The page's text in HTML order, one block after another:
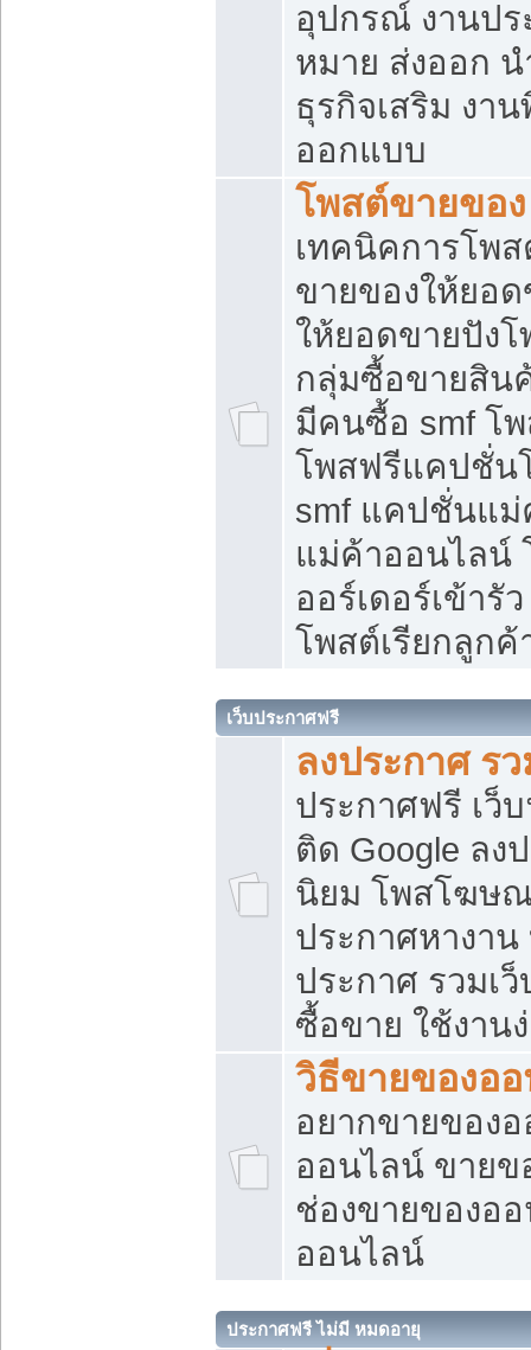
อุปกรณ์ งานป
หมาย ส่งออก น
ธุรกิจเสริม งา
ออกแบบ
โพสต์ขายของ
เทคนิคการโพ
ขายของให้ยอ
ให้ยอดขายปัง
กลุ่มซื้อขายสิน
มีคนซื้อ smf โ
โพสฟรีแคปชั่น
smf แคปชั่นแ
แม่ค้าออนไลน์
ออร์เดอร์เข้ารั
โพสต์เรียกลูกค้
เว็บประกาศฟรี
ลงประกาศ ร
ประกาศฟรี เว็
ติด Google ลง
นิยม โพสโฆษ
ประกาศหางาน
ประกาศ รวมเ
ซื้อขาย ใช้งาน
วิธีขายของอ
อยากขายของ
ออนไลน์ ขายข
ช่องขายของอ
ออนไลน์
ประกาศฟรี ไม่มี หมดอายุ